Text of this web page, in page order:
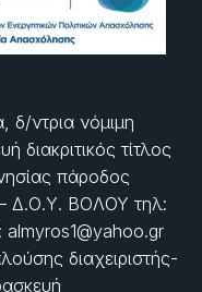
δ/ντρια νόμιμη
διακριτικός τίτλος
πάροδος
Δ.Ο.Υ. ΒΟΛΟΥ τηλ:
διαχειριστής-